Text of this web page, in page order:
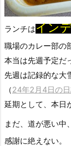
ランチはイン
職場のカレー部の
本当は先週予定だ
先週は記録的な大
（24年2月4日の日
延期として、本日
まだ、道が悪い中
感謝に絶えない。